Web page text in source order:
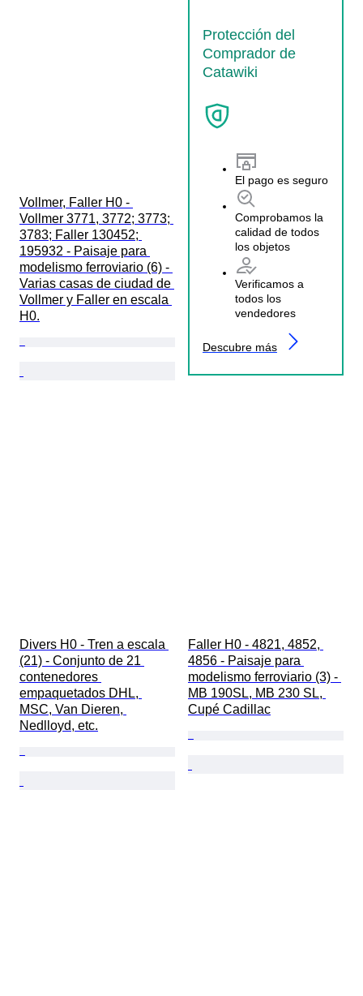
Protección del
Comprador de
Catawiki
El pago es seguro
Comprobamos la
calidad de todos
los objetos
Verificamos a
todos los
vendedores
Descubre más
Vollmer, Faller H0 -
Vollmer 3771, 3772; 3773;
3783; Faller 130452;
195932 - Paisaje para
modelismo ferroviario (6) -
Varias casas de ciudad de
Vollmer y Faller en escala
H0.
Divers H0 - Tren a escala
(21) - Conjunto de 21
contenedores
empaquetados DHL,
MSC, Van Dieren,
Nedlloyd, etc.
Faller H0 - 4821, 4852,
4856 - Paisaje para
modelismo ferroviario (3) -
MB 190SL, MB 230 SL,
Cupé Cadillac